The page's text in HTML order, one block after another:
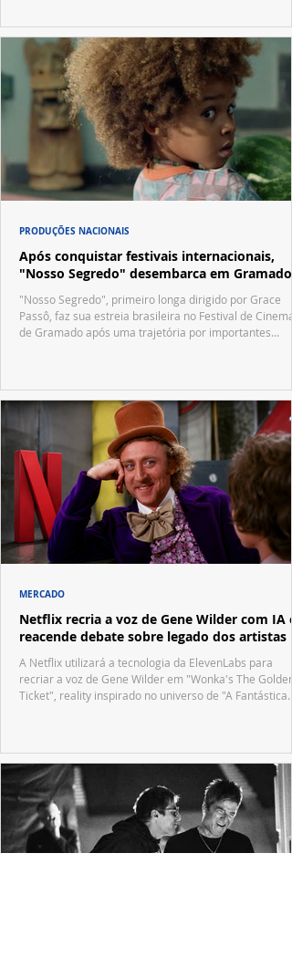
Após conquistar festivais internacionais,
"Nosso Segredo" desembarca em Gramado
"Nosso Segredo", primeiro longa dirigido por Grace
Passô, faz sua estreia brasileira no Festival de Cinema
de Gramado após uma trajetória por importantes
PRODUÇÕES NACIONAIS
Netflix recria a voz de Gene Wilder com IA e
reacende debate sobre legado dos artistas
A Netflix utilizará a tecnologia da ElevenLabs para
recriar a voz de Gene Wilder em "Wonka's The Golden
Ticket", reality inspirado no universo de "A Fantástica
MERCADO